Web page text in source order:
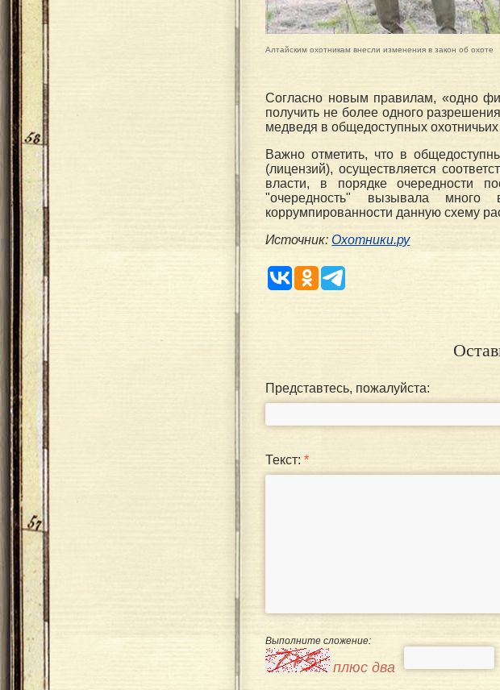
Алтайским охотникам внесли изменения в закон об охоте
Согласно новым правилам, «одно
получить не более одного
медведя в общедоступных охотничьих
Важно отметить, что в
(лицензий), осуществляется
власти, в порядке очередности
"очередность" вызывала
коррумпированности данную схему
Источник:Охотники.ру
Представтесь, пожалуйста:
Текст:*
Выполните сложение:
плюс два